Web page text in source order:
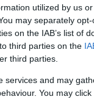
utilized by us
may separately
on the IAB’s list of
third parties on the
third parties.
services and may
You may